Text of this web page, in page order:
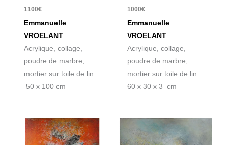
1100€
Emmanuelle
VROELANT
Acrylique, collage,
poudre de marbre,
mortier sur toile de lin
50 x 100 cm
1000€
Emmanuelle
VROELANT
Acrylique, collage,
poudre de marbre,
mortier sur toile de lin
60 x 30 x 3 cm